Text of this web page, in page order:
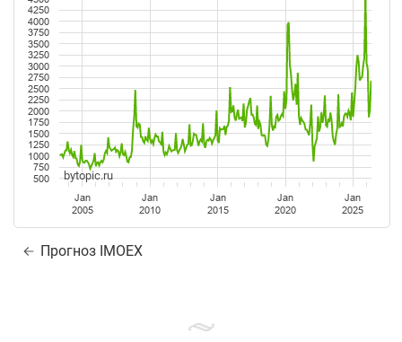
Каждая точка на графике - среднее значение за
месяц. Таймфрейм (месяц) не меняется при
изменении глубины графика.
Данные добавляются ежемесячно после
официальной публикации Росстатом.
Jan
2005
Jan
2010
Jan
2015
Jan
2020
Jan
2025
500
750
1000
1250
1500
1750
2000
2250
2500
2750
3000
3250
3500
3750
4000
4250
bytopic.ru
Прогноз IMOEX